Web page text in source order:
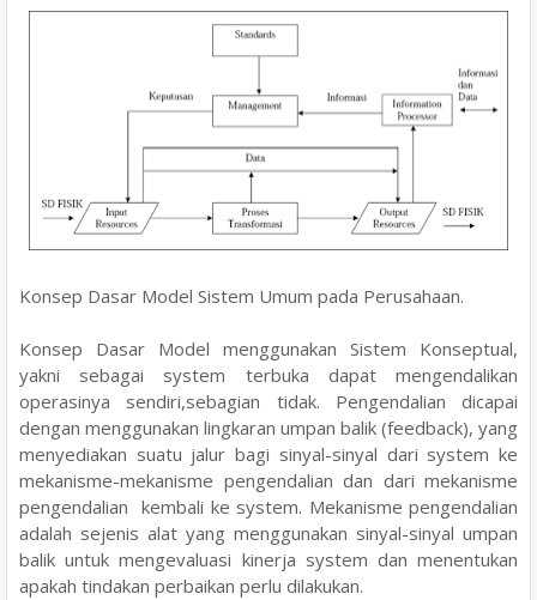
Konsep Dasar Model Sistem Umum pada Perusahaan.
Konsep Dasar Model menggunakan Sistem Konseptual,
yakni sebagai system terbuka dapat mengendalikan
operasinya sendiri,sebagian tidak. Pengendalian dicapai
dengan menggunakan lingkaran umpan balik (feedback), yang
menyediakan suatu jalur bagi sinyal-sinyal dari system ke
mekanisme-mekanisme pengendalian dan dari mekanisme
pengendalian kembali ke system. Mekanisme pengendalian
adalah sejenis alat yang menggunakan sinyal-sinyal umpan
balik untuk mengevaluasi kinerja system dan menentukan
apakah tindakan perbaikan perlu dilakukan.